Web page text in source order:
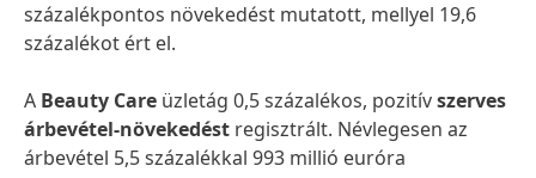
százalékpontos növekedést mutatott, mellyel 19,6
százalékot ért el.
A Beauty Care üzletág 0,5 százalékos, pozitívszerves
árbevétel-növekedést regisztrált. Névlegesen az
árbevétel 5,5 százalékkal 993 millió euróra